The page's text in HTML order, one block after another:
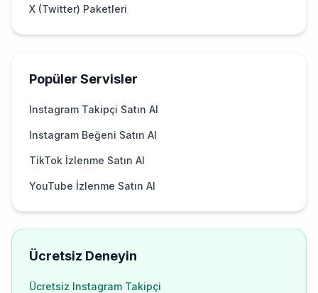
X (Twitter) Paketleri
Popüler Servisler
Instagram Takipçi Satın Al
Instagram Beğeni Satın Al
TikTok İzlenme Satın Al
YouTube İzlenme Satın Al
Ücretsiz Deneyin
Ücretsiz Instagram Takipçi